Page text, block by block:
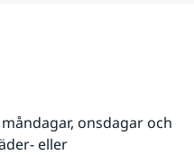
onsdagar och
eller